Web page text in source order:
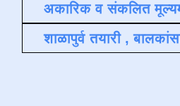
अकारिक व संकलित
शाळापुर्व तयारी ,